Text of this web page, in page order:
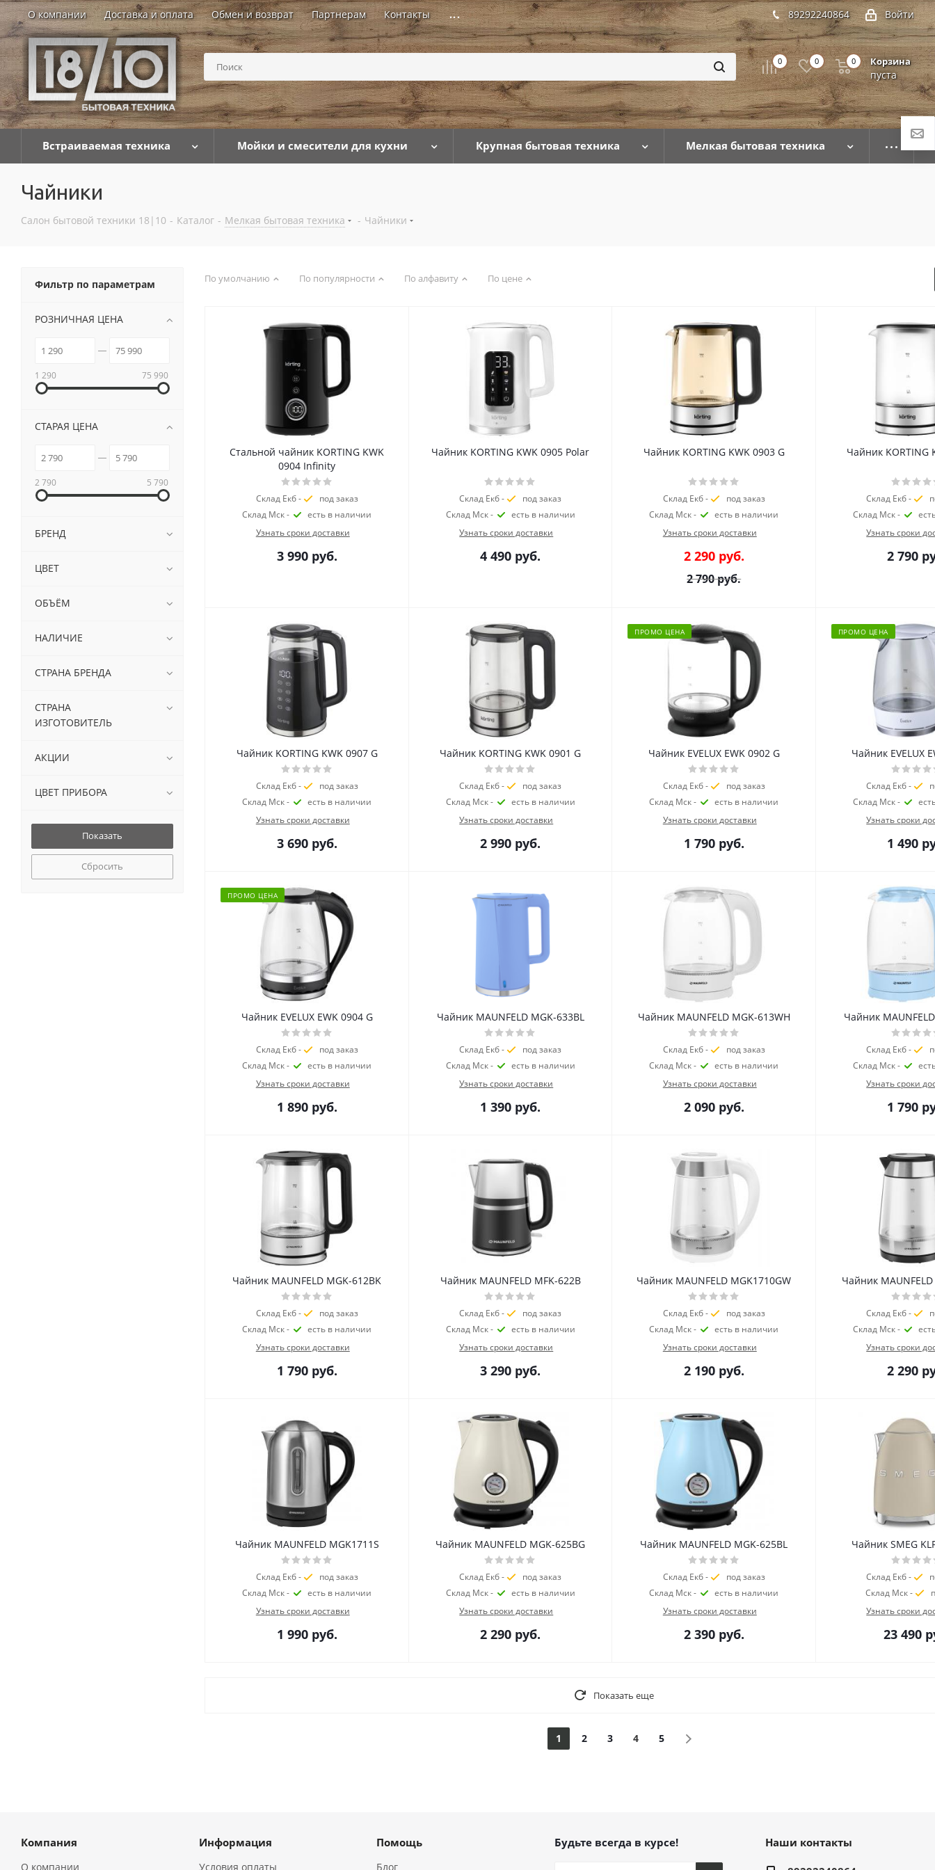
О компании Доставка и оплата Обмен и возврат Партнерам Контакты ... Войти
89292240864
0 0 Корзина
пуста
0
Встраиваемая техника Мойки и смесители для кухни Крупная бытовая техника Мелкая бытовая техника
Чайники
Салон бытовой техники 18|10 - Каталог - Мелкая бытовая техника - Чайники
По умолчанию По популярности По алфавиту По цене
Стальной чайник KORTING KWK
0904 Infinity
Склад Екб -
под заказ
Склад Мск -
есть в наличии
Узнать сроки доставки
3 990руб.
Чайник KORTING KWK 0905 Polar
Склад Екб -
под заказ
Склад Мск -
есть в наличии
Узнать сроки доставки
4 490 руб.
Чайник KORTING KWK 0903 G
Склад Екб -
под заказ
Склад Мск -
есть в наличии
Узнать сроки доставки
2 290руб.
2 790руб.
Чайник KORTING
Склад Екб -
Склад Мск -
Узнать сроки
2 790
Чайник KORTING KWK 0907 G
Склад Екб -
под заказ
Склад Мск -
есть в наличии
Узнать сроки доставки
3 690руб.
Чайник KORTING KWK 0901 G
Склад Екб -
под заказ
Склад Мск -
есть в наличии
Узнать сроки доставки
2 990 руб.
ПРОМО ЦЕНА
Чайник EVELUX EWK 0902 G
Склад Екб -
под заказ
Склад Мск -
есть в наличии
Узнать сроки доставки
1 790руб.
ПРОМО ЦЕНА
Чайник EVELUX
Склад Екб -
Склад Мск -
Узнать сроки
1 490
ПРОМО ЦЕНА
Чайник EVELUX EWK 0904 G
Склад Екб -
под заказ
Склад Мск -
есть в наличии
Узнать сроки доставки
1 890руб.
Чайник MAUNFELD MGK-633BL
Склад Екб -
под заказ
Склад Мск -
есть в наличии
Узнать сроки доставки
1 390 руб.
Чайник MAUNFELD MGK-613WH
Склад Екб -
под заказ
Склад Мск -
есть в наличии
Узнать сроки доставки
2 090руб.
Чайник
Склад Екб -
Склад Мск -
Узнать сроки
1 790
Чайник MAUNFELD MGK-612BK
Склад Екб -
под заказ
Склад Мск -
есть в наличии
Узнать сроки доставки
1 790руб.
Чайник MAUNFELD MFK-622B
Склад Екб -
под заказ
Склад Мск -
есть в наличии
Узнать сроки доставки
3 290 руб.
Чайник MAUNFELD MGK1710GW
Склад Екб -
под заказ
Склад Мск -
есть в наличии
Узнать сроки доставки
2 190руб.
Чайник
Склад Екб -
Склад Мск -
Узнать сроки
2 290
Чайник MAUNFELD MGK1711S
Склад Екб -
под заказ
Склад Мск -
есть в наличии
Узнать сроки доставки
1 990руб.
Чайник MAUNFELD MGK-625BG
Склад Екб -
под заказ
Склад Мск -
есть в наличии
Узнать сроки доставки
2 290 руб.
Чайник MAUNFELD MGK-625BL
Склад Екб -
под заказ
Склад Мск -
есть в наличии
Узнать сроки доставки
2 390руб.
Чайник SMEG
Склад Екб -
Склад Мск -
Узнать сроки
23 490
Показать еще
1 2 3 4 5
Фильтр по параметрам
РОЗНИЧНАЯ ЦЕНА
1 290 75 990
СТАРАЯ ЦЕНА
2 790 5 790
БРЕНД
ЦВЕТ
ОБЪЁМ
НАЛИЧИЕ
СТРАНА БРЕНДА
СТРАНА
ИЗГОТОВИТЕЛЬ
АКЦИИ
ЦВЕТ ПРИБОРА
Сбросить
Компания
О компании
Информация
Условия оплаты
Помощь
Блог
Будьте всегда в курсе! Наши контакты